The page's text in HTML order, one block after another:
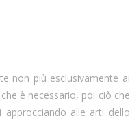
non più esclusivamente ai
è necessario, poi ciò che
approcciando alle arti dello